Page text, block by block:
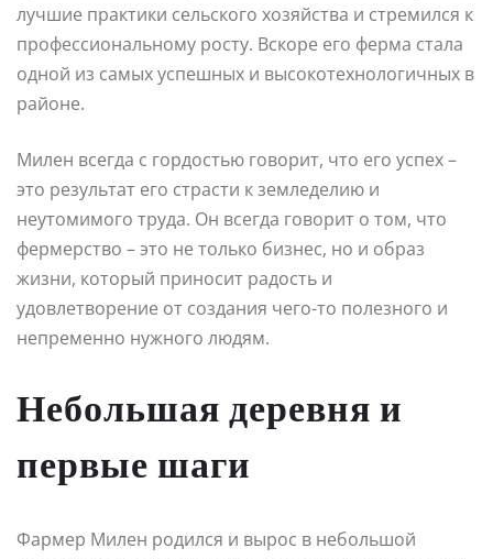
лучшие практики сельского хозяйства и стремился к
профессиональному росту. Вскоре его ферма стала
одной из самых успешных и высокотехнологичных в
районе.
Милен всегда с гордостью говорит, что его успех –
это результат его страсти к земледелию и
неутомимого труда. Он всегда говорит о том, что
фермерство – это не только бизнес, но и образ
жизни, который приносит радость и
удовлетворение от создания чего-то полезного и
непременно нужного людям.
Небольшая деревня и
первые шаги
Фармер Милен родился и вырос в небольшой